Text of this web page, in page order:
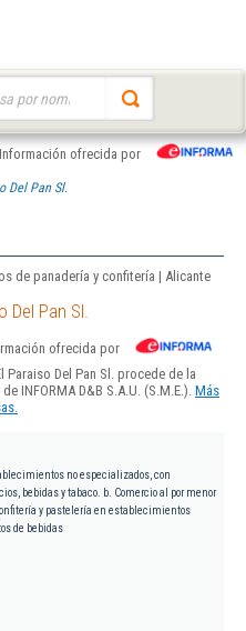
Información ofrecida por
Del Pan Sl.
de panadería y confitería | Alicante
Del Pan Sl.
ofrecida por
Del Pan Sl. procede de la
INFORMA D&B S.A.U. (S.M.E.). Más
no especializados, con
bebidas y tabaco. b. Comercio al por menor
y pastelería en establecimientos
de bebidas